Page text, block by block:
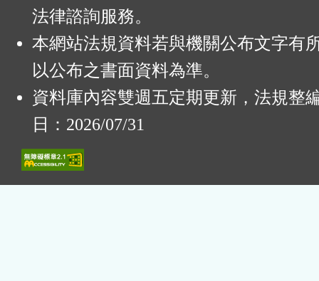
法律諮詢服務。
本網站法規資料若與機關公布文字有
以公布之書面資料為準。
資料庫內容雙週五定期更新，法規整
日：2026/07/31